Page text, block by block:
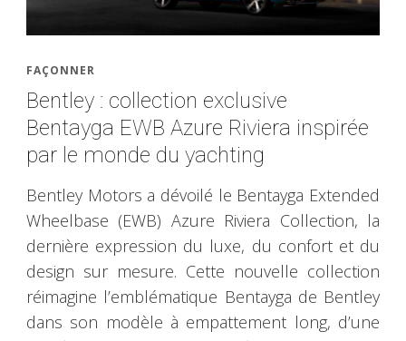
FAÇONNER
Bentley : collection exclusive
Bentayga EWB Azure Riviera inspirée
par le monde du yachting
Bentley Motors a dévoilé le Bentayga Extended
Wheelbase (EWB) Azure Riviera Collection, la
dernière expression du luxe, du confort et du
design sur mesure. Cette nouvelle collection
réimagine l’emblématique Bentayga de Bentley
dans son modèle à empattement long, d’une